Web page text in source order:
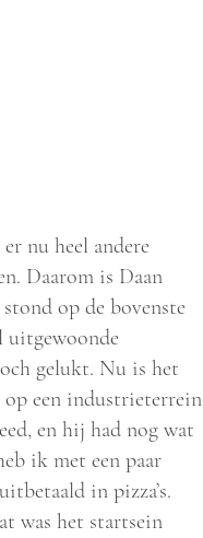
nu heel andere
Daarom is Daan
op de bovenste
uitgewoonde
gelukt. Nu is het
op een industrieterrein
en hij had nog wat
ik met een paar
in pizza’s.
was het startsein